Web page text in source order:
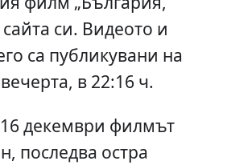
си. Видеото и
са публикувани на
в 22:16 ч.
декември филмът
последва остра